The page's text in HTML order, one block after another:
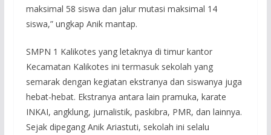
maksimal 58 siswa dan jalur mutasi maksimal 14
siswa,” ungkap Anik mantap.
SMPN 1 Kalikotes yang letaknya di timur kantor
Kecamatan Kalikotes ini termasuk sekolah yang
semarak dengan kegiatan ekstranya dan siswanya juga
hebat-hebat. Ekstranya antara lain pramuka, karate
INKAI, angklung, jurnalistik, paskibra, PMR, dan lainnya.
Sejak dipegang Anik Ariastuti, sekolah ini selalu